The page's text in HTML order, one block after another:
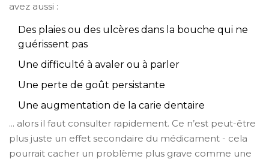
avez aussi :
Des plaies ou des ulcères dans la bouche qui ne
guérissent pas
Une difficulté à avaler ou à parler
Une perte de goût persistante
Une augmentation de la carie dentaire
... alors il faut consulter rapidement. Ce n’est peut-être
plus juste un effet secondaire du médicament - cela
pourrait cacher un problème plus grave comme une